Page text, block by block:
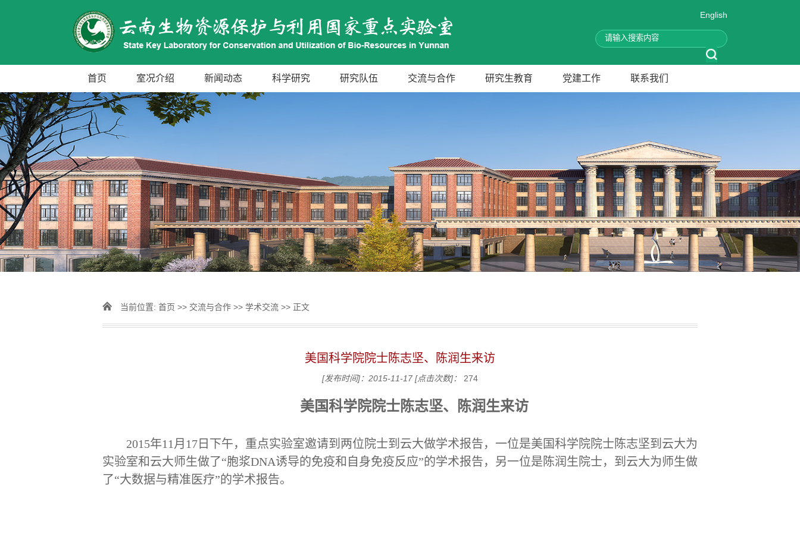
English
首页 室况介绍 新闻动态 科学研究 研究队伍 交流与合作 研究生教育 党建工作 联系我们
当前位置: 首页 >> 交流与合作 >> 学术交流 >> 正文
美国科学院院士陈志坚、陈润生来访
[发布时间]：2015-11-17 [点击次数]： 274
美国科学院院士陈志坚、陈润生来访
2015年11月17日下午，重点实验室邀请到两位院士到云大做学术报告，一位是美国科学院院士陈志坚到云大为
实验室和云大师生做了“胞浆DNA诱导的免疫和自身免疫反应”的学术报告，另一位是陈润生院士，到云大为师生做
了“大数据与精准医疗”的学术报告。